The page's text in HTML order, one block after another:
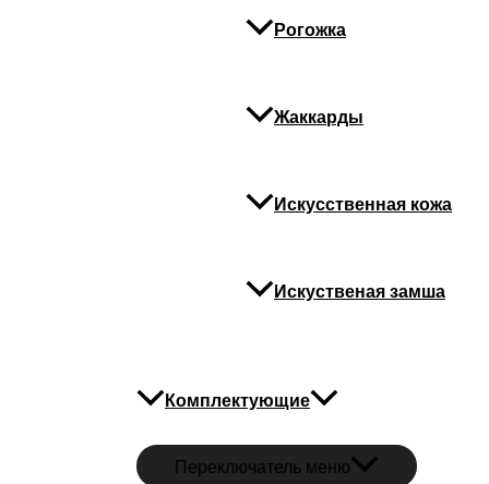
Рогожка
Жаккарды
Искусственная кожа
Искуственая замша
Комплектующие
Переключатель меню